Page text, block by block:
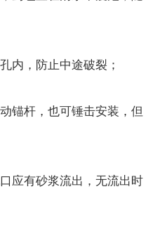
内，防止中途破裂；
锚杆，也可锤击安装，但
应有砂浆流出，无流出时